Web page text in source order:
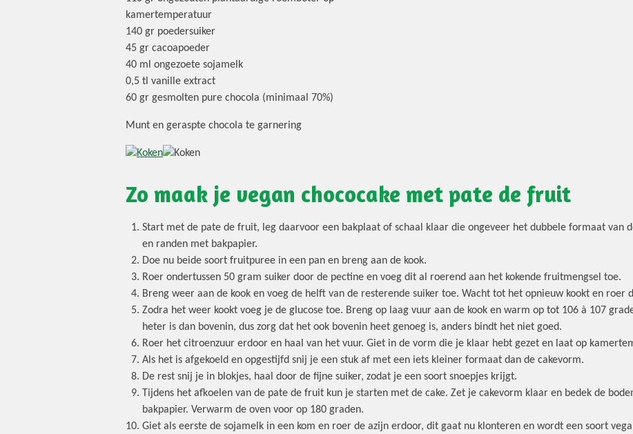
kamertemperatuur
140 gr poedersuiker
45 gr cacoapoeder
40 ml ongezoete sojamelk
0,5 tl vanille extract
60 gr gesmolten pure chocola (minimaal 70%)
Munt en geraspte chocola te garnering
Zo maak je vegan chococake met pate de fruit
Start met de pate de fruit, leg daarvoor een bakplaat of schaal klaar die ongeveer het dubbele formaat van
en randen met bakpapier.
Doe nu beide soort fruitpuree in een pan en breng aan de kook.
Roer ondertussen 50 gram suiker door de pectine en voeg dit al roerend aan het kokende fruitmengsel toe.
Breng weer aan de kook en voeg de helft van de resterende suiker toe. Wacht tot het opnieuw kookt en roer
Zodra het weer kookt voeg je de glucose toe. Breng op laag vuur aan de kook en warm op tot 106 à 107
heter is dan bovenin, dus zorg dat het ook bovenin heet genoeg is, anders bindt het niet goed.
Roer het citroenzuur erdoor en haal van het vuur. Giet in de vorm die je klaar hebt gezet en laat op
Als het is afgekoeld en opgestijfd snij je een stuk af met een iets kleiner formaat dan de cakevorm.
De rest snij je in blokjes, haal door de fijne suiker, zodat je een soort snoepjes krijgt.
Tijdens het afkoelen van de pate de fruit kun je starten met de cake. Zet je cakevorm klaar en bedek de
bakpapier. Verwarm de oven voor op 180 graden.
Giet als eerste de sojamelk in een kom en roer de azijn erdoor, dit gaat nu klonteren en wordt een soort